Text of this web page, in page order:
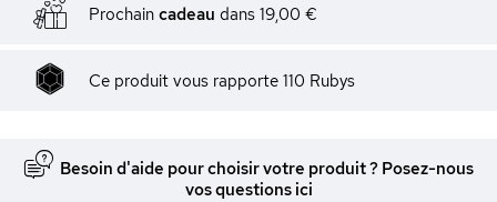
Prochain cadeau dans 19,00 €
Ce produit vous rapporte 110 Rubys
Besoin d'aide pour choisir votre produit ? Posez-nous
vos questions ici